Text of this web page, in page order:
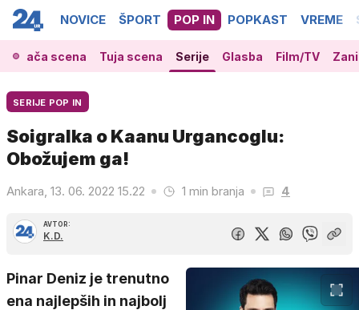
NOVICE ŠPORT POP IN POPKAST VREME
Domača scena Tuja scena Serije Glasba Film/TV
SERIJE POP IN
Soigralka o Kaanu Urgancoglu:
Obožujem ga!
Ankara, 13. 06. 2022 15.22 1 min branja 4
AVTOR:
K.D.
Pinar Deniz je trenutno
ena najlepših in najbolj